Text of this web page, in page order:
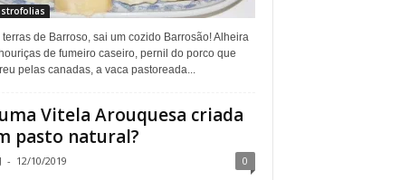
terras de Barroso, sai um cozido Barrosão! Alheira
de fumeiro caseiro, pernil do porco que
pelas canadas, a vaca pastoreada...
Vitela Arouquesa criada
pasto natural?
- 12/10/2019 0